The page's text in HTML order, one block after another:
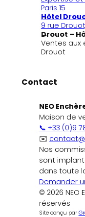
Paris 15
Hôtel
9 rue
Drouot –
Ventes aux
Drouot
Contact
NEO
Maison de
📞 +33 (0)9
✉️
Nos
sont
dans toute
Demander
© 2026 NEO
réservés
Site conçu par